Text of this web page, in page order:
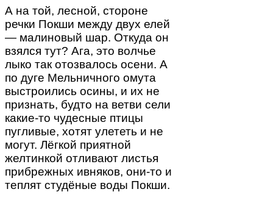
А на той, лесной, стороне
речки Покши между двух елей
— малиновый шар. Откуда он
взялся тут? Ага, это волчье
лыко так отозвалось осени. А
по дуге Мельничного омута
выстроились осины, и их не
признать, будто на ветви сели
какие-то чудесные птицы
пугливые, хотят улететь и не
могут. Лёгкой приятной
желтинкой отливают листья
прибрежных ивняков, они-то и
теплят студёные воды Покши.